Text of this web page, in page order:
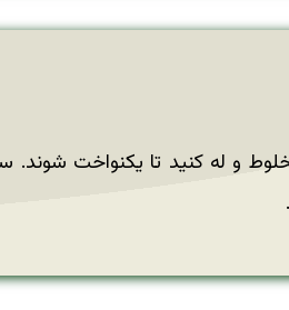
و له کنید تا یکنواخت